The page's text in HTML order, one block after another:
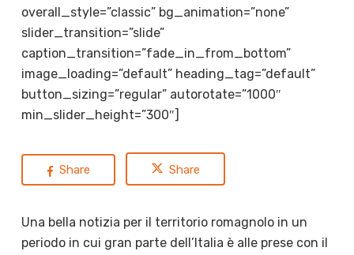
overall_style=”classic” bg_animation=”none”
slider_transition=”slide”
caption_transition=”fade_in_from_bottom”
image_loading=”default” heading_tag=”default”
button_sizing=”regular” autorotate=”1000″
min_slider_height=”300″]
Share Share
Una bella notizia per il territorio romagnolo in un
periodo in cui gran parte dell’Italia è alle prese con il